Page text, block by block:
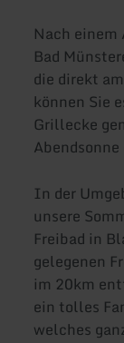
Nach
Bad
die direkt
können Sie
Grillecke
In der
unsere
Freibad in
gelegenen
im 20km
ein tolles
welches